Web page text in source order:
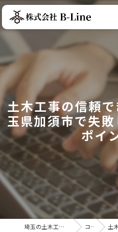
土木工事の信頼
玉県加須市で失
ポイ
埼玉の土木工事なら株式会社B-Line コラム 土木工